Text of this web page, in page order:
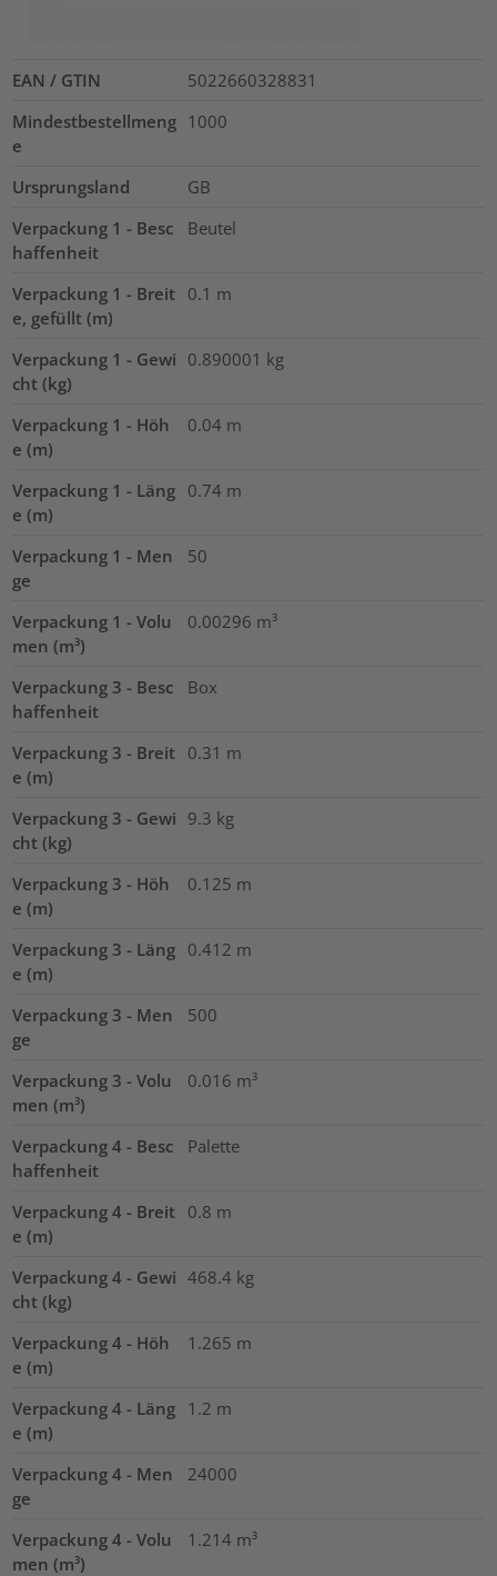
EAN / GTIN
5022660328831
Mindestbestellmeng
e
1000
Ursprungsland
GB
Verpackung 1 - Besc
haffenheit
Beutel
Verpackung 1 - Breit
e, gefüllt (m)
0.1 m
Verpackung 1 - Gewi
cht (kg)
0.890001 kg
Verpackung 1 - Höh
e (m)
0.04 m
Verpackung 1 - Läng
e (m)
0.74 m
Verpackung 1 - Men
ge
50
Verpackung 1 - Volu
men (m³)
0.00296 m³
Verpackung 3 - Besc
haffenheit
Box
Verpackung 3 - Breit
e (m)
0.31 m
Verpackung 3 - Gewi
cht (kg)
9.3 kg
Verpackung 3 - Höh
e (m)
0.125 m
Verpackung 3 - Läng
e (m)
0.412 m
Verpackung 3 - Men
ge
500
Verpackung 3 - Volu
men (m³)
0.016 m³
Verpackung 4 - Besc
haffenheit
Palette
Verpackung 4 - Breit
e (m)
0.8 m
Verpackung 4 - Gewi
cht (kg)
468.4 kg
Verpackung 4 - Höh
e (m)
1.265 m
Verpackung 4 - Läng
e (m)
1.2 m
Verpackung 4 - Men
ge
24000
Verpackung 4 - Volu
men (m³)
1.214 m³